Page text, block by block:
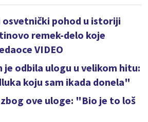
pohod u istoriji
remek-delo koje
VIDEO
je odbila ulogu u velikom hitu:
koju sam ikada donela"
zbog ove uloge: "Bio je to loš